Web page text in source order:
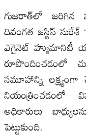
గుజరాత్‌లో జరిగిన
దివంగత జస్టిస్
ఎగైనెట్ హ్యుమానిటీ
రూపొందించడంలో
సమూహాన్ని
నియంత్రించడంలో
అధికారులు
పెట్టుకుంది.